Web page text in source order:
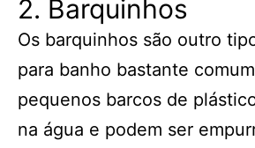
2. Barquinhos
Os barquinhos são outro
para banho bastante
pequenos barcos de
na água e podem ser